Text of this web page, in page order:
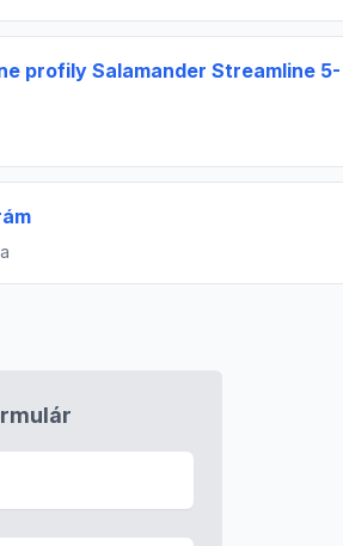
profily Salamander Streamline 5-